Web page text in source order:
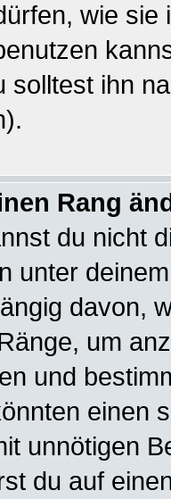
wie
solltest ihn
Rang
du nicht
unter
davon,
um
und
einen
unnötigen
du auf